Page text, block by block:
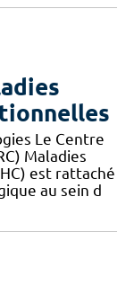
Le Centre
Maladies
est rattaché
au sein d